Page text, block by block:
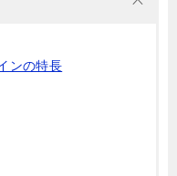
ンの特長